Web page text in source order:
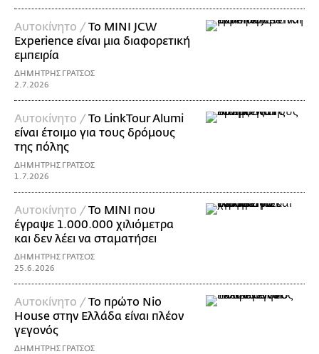
Αυτοκίνητο /Το MINI JCW
Experience είναι μια διαφορετική
εμπειρία
ΔΗΜΗΤΡΗΣ ΓΡΑΤΣΟΣ
2.7.2026
Αυτοκίνητο /Το LinkTour Alumi
είναι έτοιμο για τους δρόμους
της πόλης
ΔΗΜΗΤΡΗΣ ΓΡΑΤΣΟΣ
1.7.2026
Αυτοκίνητο /Το MINI που
έγραψε 1.000.000 χιλιόμετρα
και δεν λέει να σταματήσει
ΔΗΜΗΤΡΗΣ ΓΡΑΤΣΟΣ
25.6.2026
Αυτοκίνητο /Το πρώτο Nio
House στην Ελλάδα είναι πλέον
γεγονός
ΔΗΜΗΤΡΗΣ ΓΡΑΤΣΟΣ